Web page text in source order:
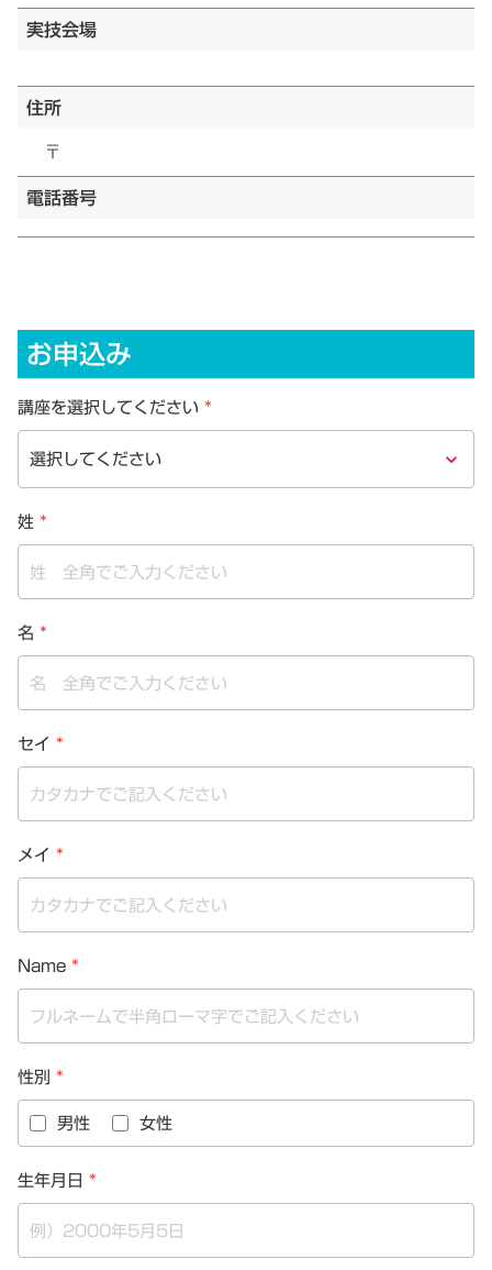
実技会場
住所
〒
電話番号
お申込み
講座を選択してください *
keyboard_arrow_down
姓*
名 *
セイ *
メイ *
Name*
性別 *
男性
女性
生年月日 *